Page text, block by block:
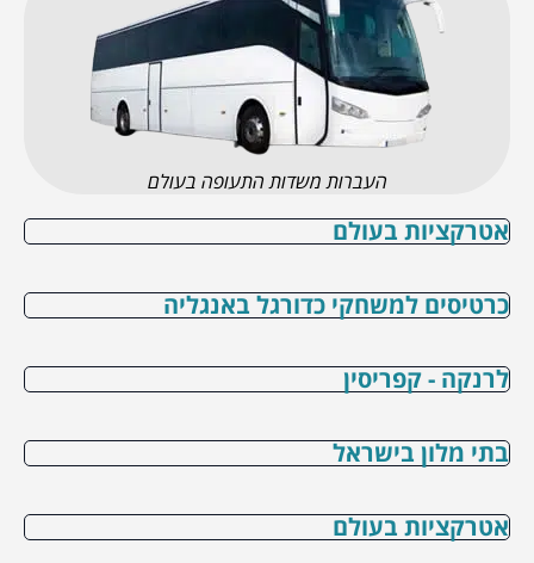
העברות משדות התעופה בעולם
אטרקציות בעולם
כרטיסים למשחקי כדורגל באנגליה
לרנקה - קפריסין
בתי מלון בישראל
אטרקציות בעולם